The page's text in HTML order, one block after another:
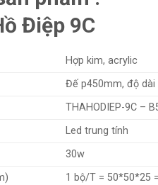
Điệp 9C
Hợp kim, acrylic
Đế p450mm, độ
THAHODIEP-9C –
Led trung tính
30w
1 bộ/T = 50*50*25